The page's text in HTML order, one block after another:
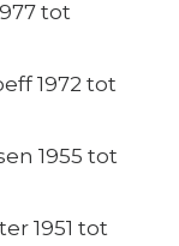
tot
1972 tot
1955 tot
1951 tot